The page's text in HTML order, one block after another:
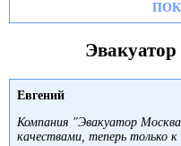
Евгений
Компания "Эвакуатор
качествами, теперь только